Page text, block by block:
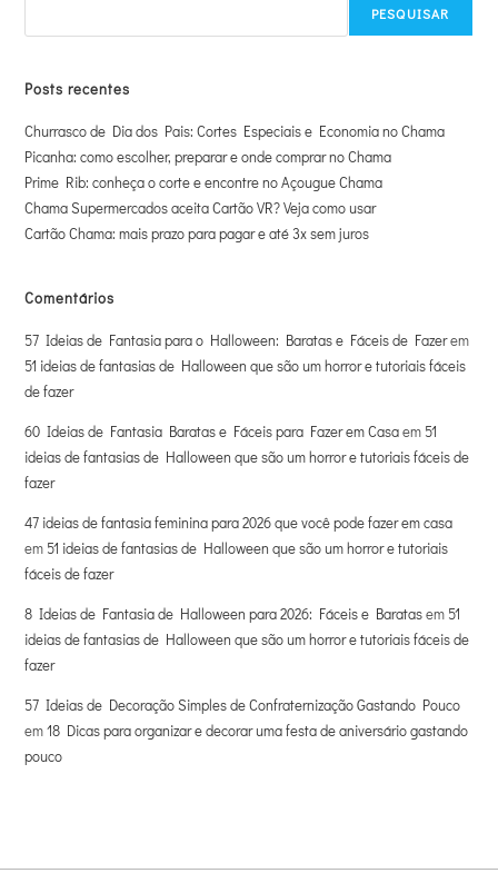
PESQUISAR
Posts recentes
Churrasco de Dia dos Pais: Cortes Especiais e Economia no Chama
Picanha: como escolher, preparar e onde comprar no Chama
Prime Rib: conheça o corte e encontre no Açougue Chama
Chama Supermercados aceita Cartão VR? Veja como usar
Cartão Chama: mais prazo para pagar e até 3x sem juros
Comentários
57 Ideias de Fantasia para o Halloween: Baratas e Fáceis de Fazerem
51 ideias de fantasias de Halloween que são um horror e tutoriais fáceis
de fazer
60 Ideias de Fantasia Baratas e Fáceis para Fazer em Casaem 51
ideias de fantasias de Halloween que são um horror e tutoriais fáceis de
fazer
47 ideias de fantasia feminina para 2026 que você pode fazer em casa
em 51 ideias de fantasias de Halloween que são um horror e tutoriais
fáceis de fazer
8 Ideias de Fantasia de Halloween para 2026: Fáceis e Baratasem 51
ideias de fantasias de Halloween que são um horror e tutoriais fáceis de
fazer
57 Ideias de Decoração Simples de Confraternização Gastando Pouco
em18 Dicas para organizar e decorar uma festa de aniversário gastando
pouco